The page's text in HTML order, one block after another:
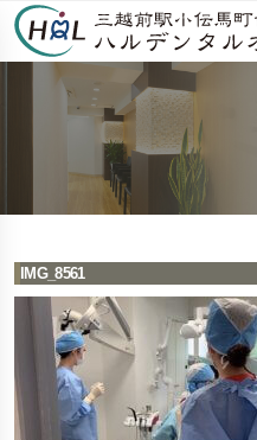
IMG_8561